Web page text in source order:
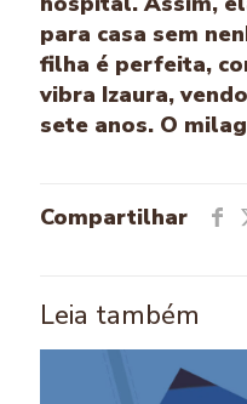
para casa sem
filha é perfeita,
vibra Izaura,
sete anos. O
Compartilhar
Leia também